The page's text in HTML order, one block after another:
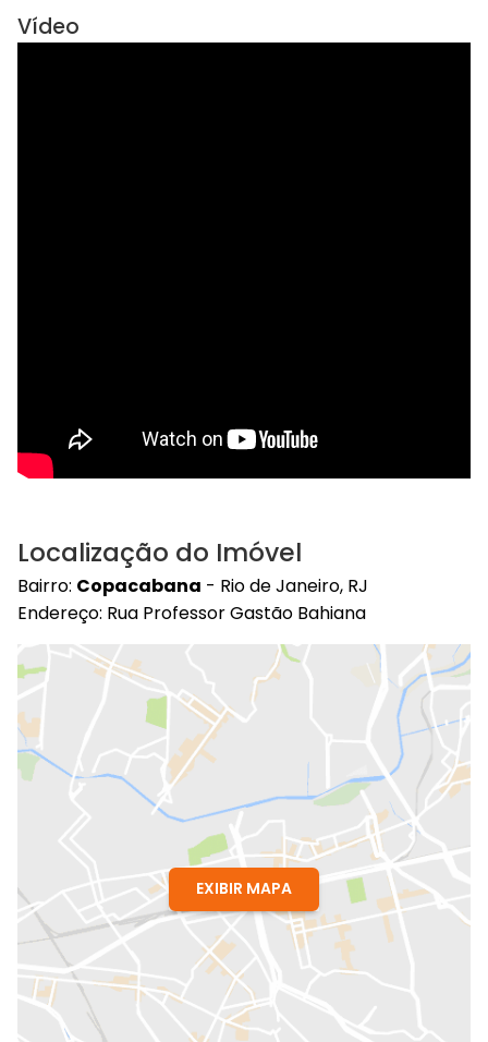
Vídeo
Localização do Imóvel
Bairro: Copacabana - Rio de Janeiro, RJ
Endereço: Rua Professor Gastão Bahiana
EXIBIR MAPA